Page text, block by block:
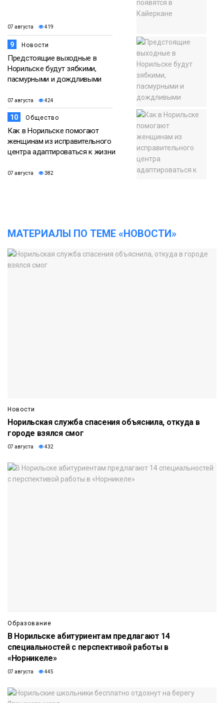
07 августа 419
9 Новости
Предстоящие выходные в
Норильске будут зябкими,
пасмурными и дождливыми
07 августа 424
10 Общество
Как в Норильске помогают
женщинам из исправительного
центра адаптироваться к жизни
07 августа 382
МАТЕРИАЛЫ ПО ТЕМЕ «НОВОСТИ»
Новости
Норильская служба спасения объяснила, откуда в
городе взялся смог
07 августа 432
Образование
В Норильске абитуриентам предлагают 14
специальностей с перспективой работы в
«Норникеле»
07 августа 445